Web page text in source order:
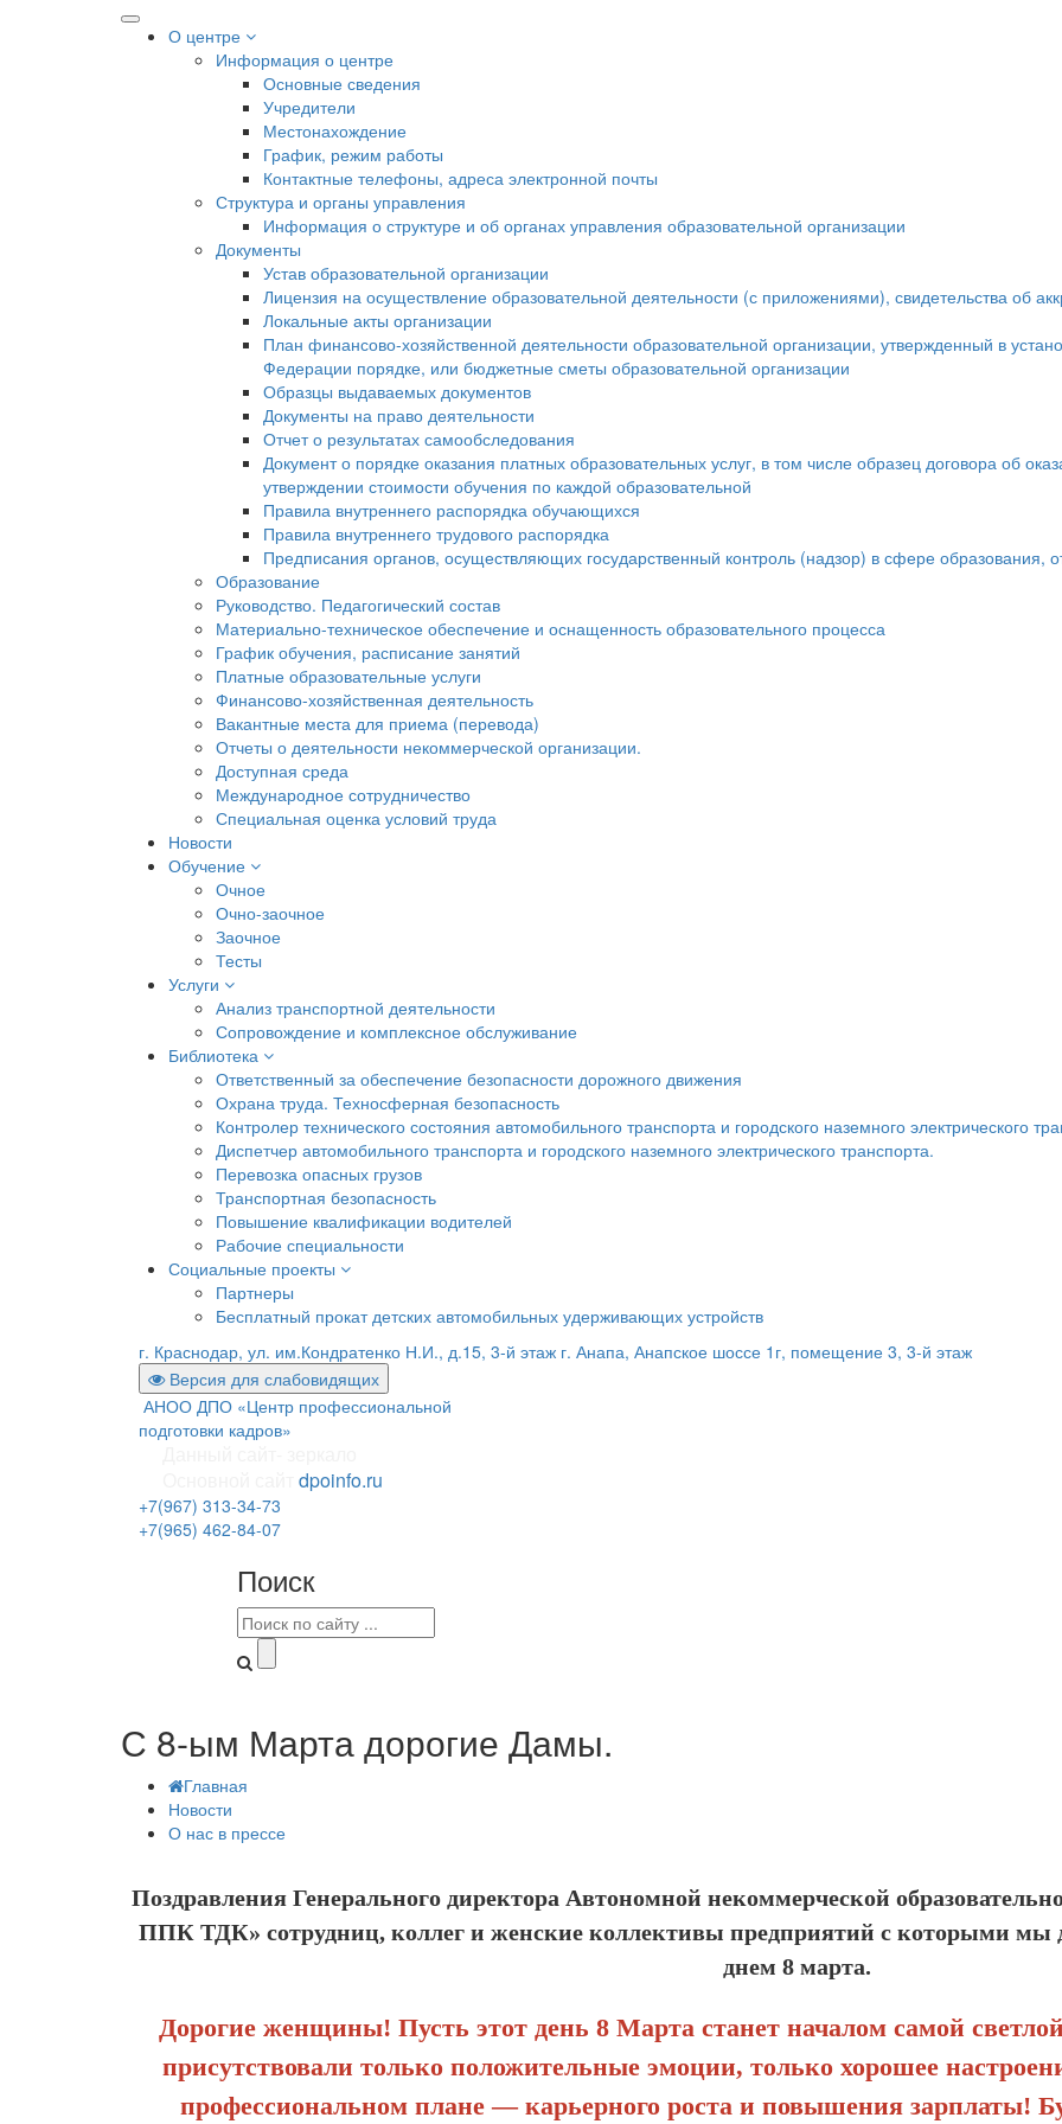
О центре
Информация о центре
Основные сведения
Учредители
Местонахождение
График, режим работы
Контактные телефоны, адреса электронной почты
Структура и органы управления
Информация о структуре и об органах управления образовательной организации
Документы
Устав образовательной организации
Лицензия на осуществление образовательной деятельности (с приложениями), свидетельства об
Локальные акты организации
План финансово-хозяйственной деятельности образовательной организации, утвержденный в
Федерации порядке, или бюджетные сметы образовательной организации
Образцы выдаваемых документов
Документы на право деятельности
Отчет о результатах самообследования
Документ о порядке оказания платных образовательных услуг, в том числе образец договора об
утверждении стоимости обучения по каждой образовательной
Правила внутреннего распорядка обучающихся
Правила внутреннего трудового распорядка
Предписания органов, осуществляющих государственный контроль (надзор) в сфере образования,
Образование
Руководство. Педагогический состав
Материально-техническое обеспечение и оснащенность образовательного процесса
График обучения, расписание занятий
Платные образовательные услуги
Финансово-хозяйственная деятельность
Вакантные места для приема (перевода)
Отчеты о деятельности некоммерческой организации.
Доступная среда
Международное сотрудничество
Специальная оценка условий труда
Новости
Обучение
Очное
Очно-заочное
Заочное
Тесты
Услуги
Анализ транспортной деятельности
Сопровождение и комплексное обслуживание
Библиотека
Ответственный за обеспечение безопасности дорожного движения
Охрана труда. Техносферная безопасность
Контролер технического состояния автомобильного транспорта и городского наземного электрического
Диспетчер автомобильного транспорта и городского наземного электрического транспорта.
Перевозка опасных грузов
Транспортная безопасность
Повышение квалификации водителей
Рабочие специальности
Социальные проекты
Партнеры
Бесплатный прокат детских автомобильных удерживающих устройств
г. Краснодар, ул. им.Кондратенко Н.И., д.15, 3-й этаж г. Анапа, Анапское шоссе 1г, помещение 3, 3-й этаж
Версия для слабовидящих
АНОО ДПО «Центр профессиональной
подготовки кадров»
dpoinfo.ru
+7(967) 313-34-73
+7(965) 462-84-07
Поиск
С 8-ым Марта дорогие Дамы.
Главная
Новости
О нас в прессе
Поздравления Генерального директора Автономной некоммерческой
ППК ТДК» сотрудниц, коллег и женские коллективы предприятий с которыми
днем 8марта.
Дорогие женщины! Пусть этот день 8 Марта станет началом самой
присутствовали только положительные эмоции, только хорошее
профессиональном плане — карьерного роста и повышения зарплаты!